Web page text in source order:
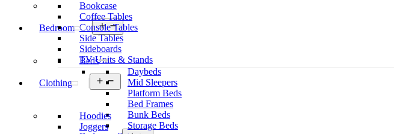
Bookcase
Coffee Tables
Console Tables
Side Tables
Sideboards
TV Units & Stands
Bedroom
Open
menu
Beds
Daybeds
Mid Sleepers
Platform Beds
Bed Frames
Bunk Beds
Storage Beds
Clothing
Open
menu
Hoodies
Joggers